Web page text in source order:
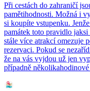
Při cestách do zahraničí
pamětihodnosti. Možná i
si koupíte vstupenku.
památek toto pravidlo
stále více atrakcí omezuje
rezervaci. Pokud se
že na vás vyjdou už jen
případně